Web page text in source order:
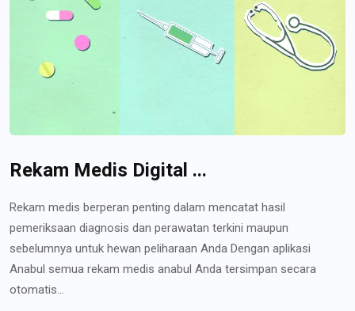
Rekam Medis Digital ...
Rekam medis berperan penting dalam mencatat hasil
pemeriksaan diagnosis dan perawatan terkini maupun
sebelumnya untuk hewan peliharaan Anda Dengan aplikasi
Anabul semua rekam medis anabul Anda tersimpan secara
otomatis...